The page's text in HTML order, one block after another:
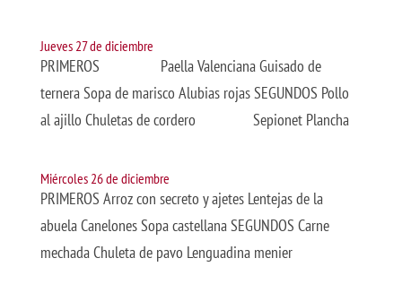
Jueves 27 de diciembre
PRIMEROS Paella Valenciana Guisado de
ternera Sopa de marisco Alubias rojas SEGUNDOS Pollo
al ajillo Chuletas de cordero Sepionet Plancha
Miércoles 26 de diciembre
PRIMEROS Arroz con secreto y ajetes Lentejas de la
abuela Canelones Sopa castellana SEGUNDOS Carne
mechada Chuleta de pavo Lenguadina menier